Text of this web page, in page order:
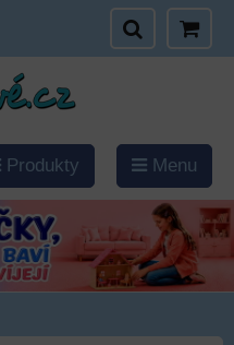
Produkty Menu